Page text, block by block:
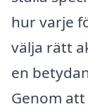
hur varje
välja rätt
en
Genom